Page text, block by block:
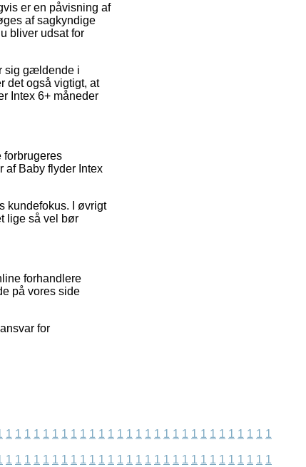
er en påvisning af
af sagkyndige
bliver udsat for
sig gældende i
det også vigtigt, at
Intex 6+ måneder
af Baby flyder Intex
kundefokus. I øvrigt
lige så vel bør
forhandlere
på vores side
for
1 1 1 1 1 1 1 1 1 1 1 1 1 1 1 1 1 1 1 1 1 1 1 1 1 1 1 1 1
1 1 1 1 1 1 1 1 1 1 1 1 1 1 1 1 1 1 1 1 1 1 1 1 1 1 1 1 1